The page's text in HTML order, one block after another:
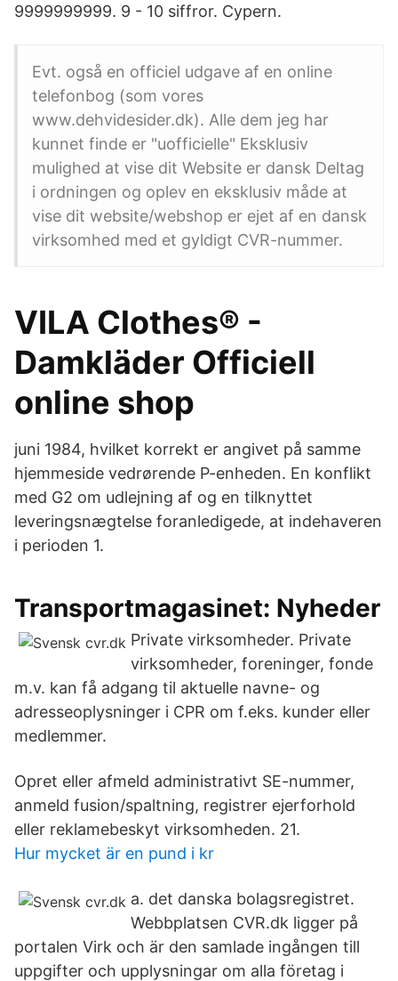
9999999999. 9 - 10 siffror. Cypern.
Evt. også en officiel udgave af en online
telefonbog (som vores
www.dehvidesider.dk). Alle dem jeg har
kunnet finde er "uofficielle" Eksklusiv
mulighed at vise dit Website er dansk Deltag
i ordningen og oplev en eksklusiv måde at
vise dit website/webshop er ejet af en dansk
virksomhed med et gyldigt CVR-nummer.
VILA Clothes® -
Damkläder Officiell
online shop
juni 1984, hvilket korrekt er angivet på samme
hjemmeside vedrørende P-enheden. En konflikt
med G2 om udlejning af og en tilknyttet
leveringsnægtelse foranledigede, at indehaveren
i perioden 1.
Transportmagasinet: Nyheder
Private virksomheder. Private
virksomheder, foreninger, fonde
m.v. kan få adgang til aktuelle navne- og
adresseoplysninger i CPR om f.eks. kunder eller
medlemmer.
Opret eller afmeld administrativt SE-nummer,
anmeld fusion/spaltning, registrer ejerforhold
eller reklamebeskyt virksomheden. 21.
Hur mycket är en pund i kr
a. det danska bolagsregistret.
Webbplatsen CVR.dk ligger på
portalen Virk och är den samlade ingången till
uppgifter och upplysningar om alla företag i